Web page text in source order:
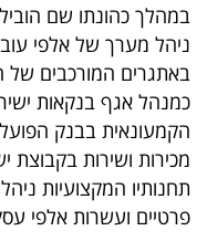
אחרינו:
במהלך כהונתו שם
ניהל מערך של אלפי
באתגרים המורכבים של
כמנהל אגף בנקאות
הקמעונאית בבנק
מכירות ושירות
תחנותיו המקצועיות
פרטיים ועשרות אלפי